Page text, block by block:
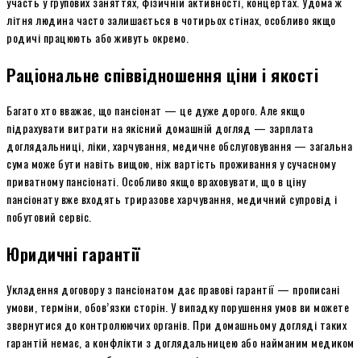
літня людина часто залишається в чотирьох стінах, особливо якщо
родичі працюють або живуть окремо.
Раціональне співвідношення ціни і якості
Багато хто вважає, що пансіонат — це дуже дорого. Але якщо
підрахувати витрати на якісний домашній догляд — зарплата
доглядальниці, ліки, харчування, медичне обслуговування — загальна
сума може бути навіть вищою, ніж вартість проживання у сучасному
приватному пансіонаті. Особливо якщо враховувати, що в ціну
пансіонату вже входять триразове харчування, медичний супровід і
побутовий сервіс.
Юридичні гарантії
Укладення договору з пансіонатом дає правові гарантії — прописані
умови, терміни, обов’язки сторін. У випадку порушення умов ви можете
звернутися до контролюючих органів. При домашньому догляді таких
гарантій немає, а конфлікти з доглядальницею або найманим медиком